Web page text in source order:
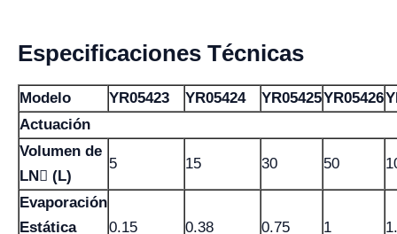
Especificaciones Técnicas
Modelo YR05423 YR05424 YR05425YR05426
Actuación
Volumen de
LN (L)
5 15 30 50
Evaporación
Estática
0.15 0.38 0.75 1